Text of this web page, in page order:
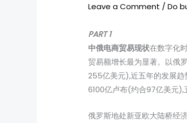
Leave a Comment /Do
PART 1
中俄电商贸易现状在数字化
贸易额增长最为显著。以俄
255亿美元),近五年的发展趋
6100亿卢布(约合97亿美元),
俄罗斯地处新亚欧大陆桥经